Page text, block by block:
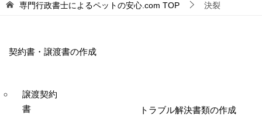
専門行政書士によるペットの安心.com TOP 決裂
契約書・譲渡書の作成
譲渡契約
書
トラブル解決書類の作成